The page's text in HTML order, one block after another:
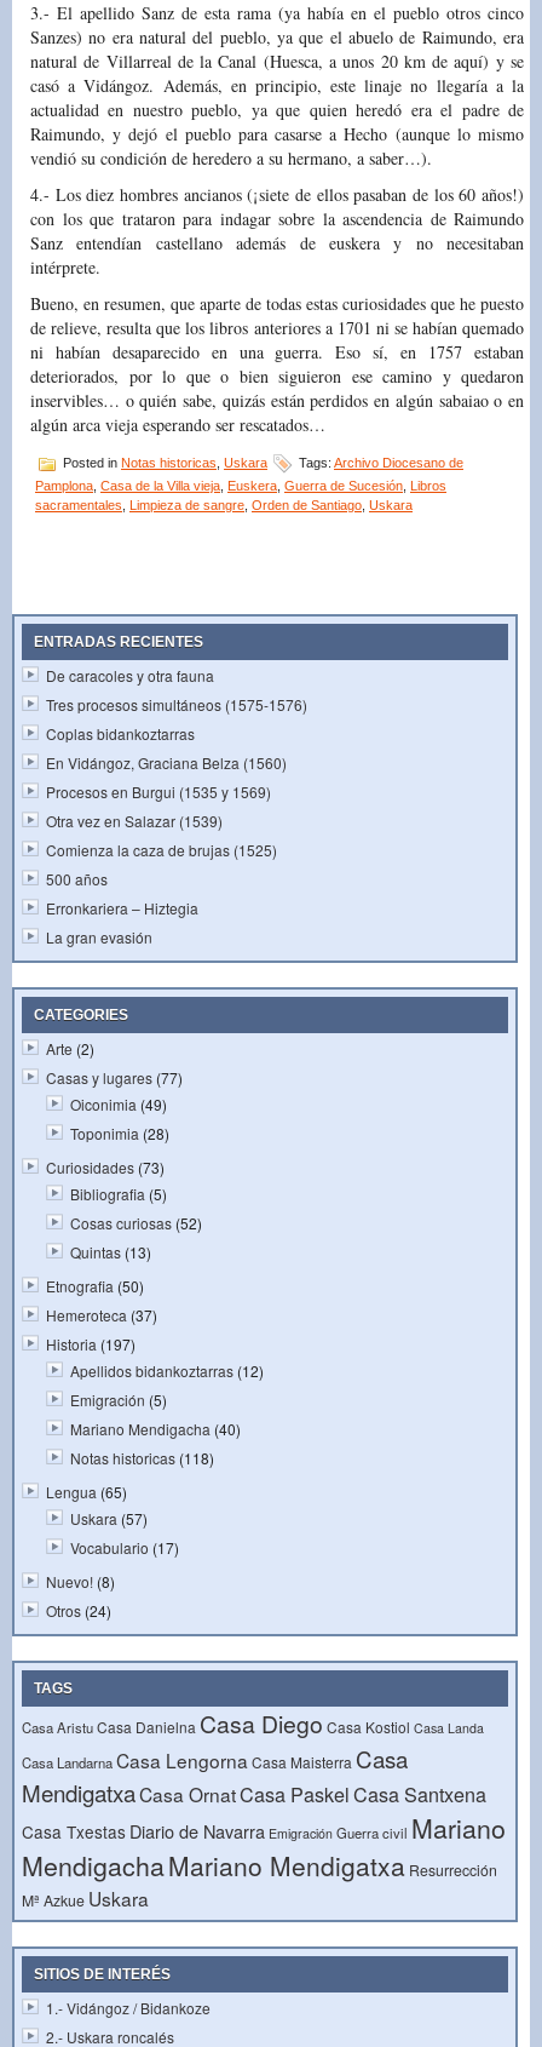
3.- El apellido Sanz de esta rama (ya había en el pueblo otros cinco
Sanzes) no era natural del pueblo, ya que el abuelo de Raimundo, era
natural de Villarreal de la Canal (Huesca, a unos 20 km de aquí) y se
casó a Vidángoz. Además, en principio, este linaje no llegaría a la
actualidad en nuestro pueblo, ya que quien heredó era el padre de
Raimundo, y dejó el pueblo para casarse a Hecho (aunque lo mismo
vendió su condición de heredero a su hermano, a saber…).
4.- Los diez hombres ancianos (¡siete de ellos pasaban de los 60 años!)
con los que trataron para indagar sobre la ascendencia de Raimundo
Sanz entendían castellano además de euskera y no necesitaban
intérprete.
Bueno, en resumen, que aparte de todas estas curiosidades que he puesto
de relieve, resulta que los libros anteriores a 1701 ni se habían quemado
ni habían desaparecido en una guerra. Eso sí, en 1757 estaban
deteriorados, por lo que o bien siguieron ese camino y quedaron
inservibles… o quién sabe, quizás están perdidos en algún sabaiao o en
algún arca vieja esperando ser rescatados…
Posted in Notas historicas Uskara Tags: Archivo Diocesano de
Pamplona Casa de la Villa vieja Euskera Guerra de Sucesión Libros
sacramentales Limpieza de sangre Orden de Santiago Uskara
ENTRADAS RECIENTES
De caracoles y otra fauna
Tres procesos simultáneos (1575-1576)
Coplas bidankoztarras
En Vidángoz, Graciana Belza (1560)
Procesos en Burgui (1535 y 1569)
Otra vez en Salazar (1539)
Comienza la caza de brujas (1525)
500 años
Erronkariera – Hiztegia
La gran evasión
CATEGORIES
Arte (2)
Casas y lugares (77)
Oiconimia (49)
Toponimia (28)
Curiosidades (73)
Bibliografia (5)
Cosas curiosas (52)
Quintas (13)
Etnografia (50)
Hemeroteca (37)
Historia (197)
Apellidos bidankoztarras (12)
Emigración (5)
Mariano Mendigacha (40)
Notas historicas (118)
Lengua (65)
Uskara (57)
Vocabulario (17)
Nuevo! (8)
Otros (24)
TAGS
Casa AristuCasa Danielna Casa Diego Casa Kostiol Casa Landa
Casa LandarnaCasa Lengorna Casa Maisterra Casa
MendigatxaCasa OrnatCasa PaskelCasa Santxena
Casa Txestas Diario de Navarra Emigración Guerra civil Mariano
MendigachaMariano Mendigatxa Resurrección
Mª Azkue Uskara
SITIOS DE INTERÉS
1.- Vidángoz / Bidankoze
2.- Uskara roncalés